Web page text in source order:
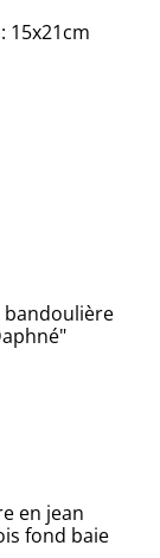
15x21cm
bandoulière
en jean
fond baie